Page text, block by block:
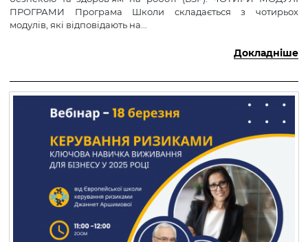
ПРОГРАМИ Програма Школи складається з чотирьох
модулів, які відповідають на...
Докладніше